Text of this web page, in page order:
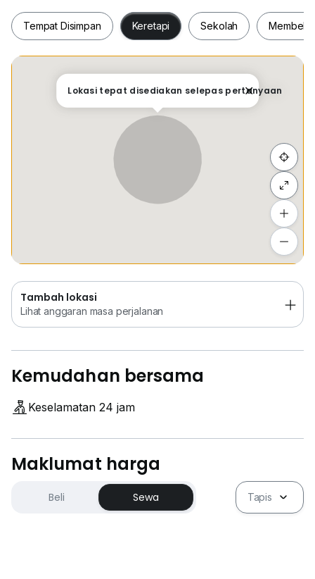
Rental : 2700 negotiable
8868 for viewing.
Tempat Disimpan Keretapi Sekolah Membeli-
Tempat Disimpan Keretapi Sekolah
Lokasi tepat disediakan selepas pertanyaan
Sembunyi senarai
Tambah lokasi
Lihat anggaran masa perjalanan
Kemudahan bersama
Keselamatan 24 jam
Maklumat harga
Beli Sewa Tapis